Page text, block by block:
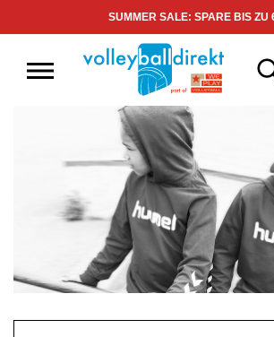
SUMMER SALE: SPARE BIS ZU